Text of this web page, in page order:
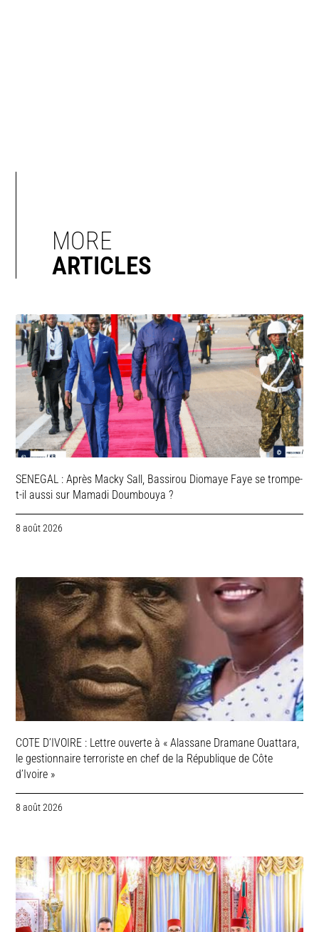
MORE
ARTICLES
SENEGAL : Après Macky Sall, Bassirou Diomaye Faye se trompe-
t-il aussi sur Mamadi Doumbouya ?
8 août 2026
COTE D’IVOIRE : Lettre ouverte à « Alassane Dramane Ouattara,
le gestionnaire terroriste en chef de la République de Côte
d’Ivoire »
8 août 2026